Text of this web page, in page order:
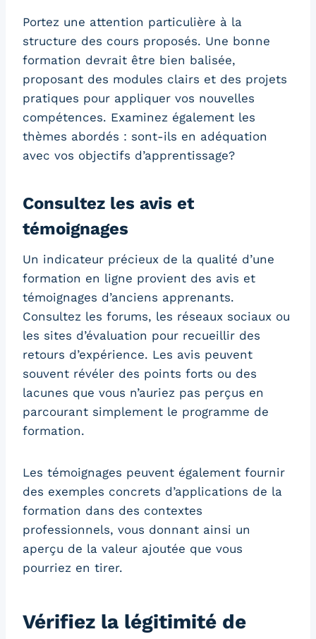
Portez une attention particulière à la
structure des cours proposés. Une bonne
formation devrait être bien balisée,
proposant des modules clairs et des projets
pratiques pour appliquer vos nouvelles
compétences. Examinez également les
thèmes abordés : sont-ils en adéquation
avec vos objectifs d’apprentissage?
Consultez les avis et
témoignages
Un indicateur précieux de la qualité d’une
formation en ligne provient des avis et
témoignages d’anciens apprenants.
Consultez les forums, les réseaux sociaux ou
les sites d’évaluation pour recueillir des
retours d’expérience. Les avis peuvent
souvent révéler des points forts ou des
lacunes que vous n’auriez pas perçus en
parcourant simplement le programme de
formation.
Les témoignages peuvent également fournir
des exemples concrets d’applications de la
formation dans des contextes
professionnels, vous donnant ainsi un
aperçu de la valeur ajoutée que vous
pourriez en tirer.
Vérifiez la légitimité de